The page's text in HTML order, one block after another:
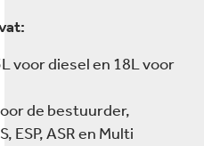
voor diesel en 18L voor
de bestuurder,
ESP, ASR en Multi